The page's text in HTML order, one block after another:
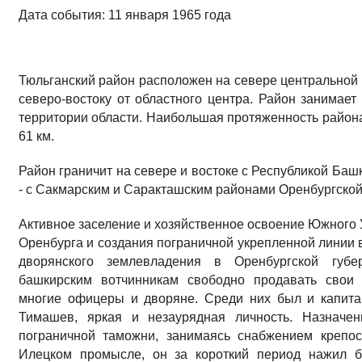
Дата события: 11 января 1965 года
Тюльганский район расположен на севере
северо-востоку от областного центра. Район
территории области. Наибольшая протяженность
61 км.
Район граничит на севере и востоке с Республикой
- с Сакмарским и Саракташским районами
Активное заселение и хозяйственное освоение Южного
Оренбурга и создания пограничной укрепленной
дворянского землевладения в Оренбургской
башкирским вотчинникам свободно продавать
многие офицеры и дворяне. Среди них был и
Тимашев, яркая и незаурядная личность.
пограничной таможни, занимаясь снабжением
Илецком промысле, он за короткий период нажил